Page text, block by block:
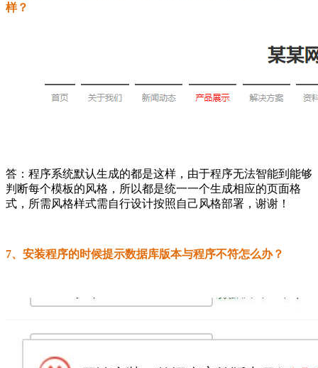
样？
答：程序系统默认生成的都是这样，由于程序无法智能到能够
判断每个模板的风格，所以都是统一一个生成相应的页面格
式，所需风格样式需自行设计按照自己风格部署，谢谢！
7、安装程序的时候提示数据库版本与程序不符怎么办？